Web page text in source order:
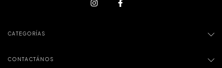
CATEGORÍAS
CONTACTÁNOS